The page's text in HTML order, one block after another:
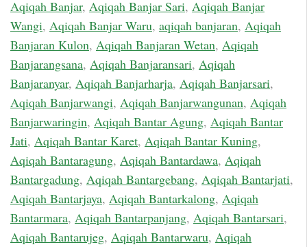
Aqiqah Banjar, Aqiqah Banjar Sari, Aqiqah Banjar
Wangi, Aqiqah Banjar Waru, aqiqah banjaran, Aqiqah
Banjaran Kulon, Aqiqah Banjaran Wetan, Aqiqah
Banjarangsana, Aqiqah Banjaransari, Aqiqah
Banjaranyar, Aqiqah Banjarharja, Aqiqah Banjarsari,
Aqiqah Banjarwangi, Aqiqah Banjarwangunan, Aqiqah
Banjarwaringin, Aqiqah Bantar Agung, Aqiqah Bantar
Jati, Aqiqah Bantar Karet, Aqiqah Bantar Kuning,
Aqiqah Bantaragung, Aqiqah Bantardawa, Aqiqah
Bantargadung, Aqiqah Bantargebang, Aqiqah Bantarjati,
Aqiqah Bantarjaya, Aqiqah Bantarkalong, Aqiqah
Bantarmara, Aqiqah Bantarpanjang, Aqiqah Bantarsari,
Aqiqah Bantarujeg, Aqiqah Bantarwaru, Aqiqah